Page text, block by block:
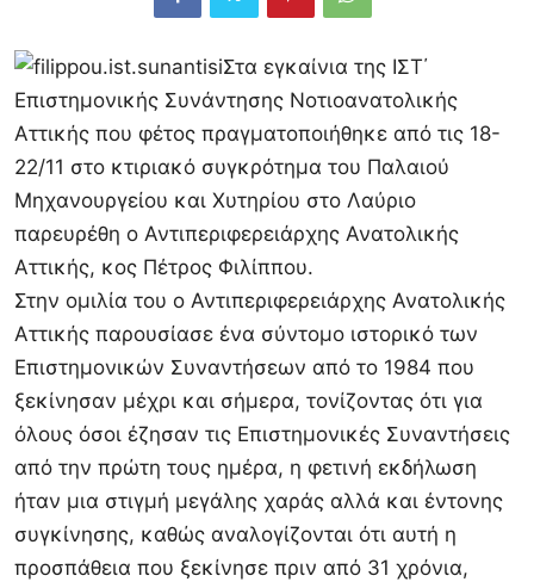
Στα εγκαίνια της ΙΣΤ΄
Επιστημονικής Συνάντησης Νοτιοανατολικής
Αττικής που φέτος πραγματοποιήθηκε από τις 18-
22/11 στο κτιριακό συγκρότημα του Παλαιού
Μηχανουργείου και Χυτηρίου στο Λαύριο
παρευρέθη ο Αντιπεριφερειάρχης Ανατολικής
Αττικής, κος Πέτρος Φιλίππου.
Στην ομιλία του ο Αντιπεριφερειάρχης Ανατολικής
Αττικής παρουσίασε ένα σύντομο ιστορικό των
Επιστημονικών Συναντήσεων από το 1984 που
ξεκίνησαν μέχρι και σήμερα, τονίζοντας ότι για
όλους όσοι έζησαν τις Επιστημονικές Συναντήσεις
από την πρώτη τους ημέρα, η φετινή εκδήλωση
ήταν μια στιγμή μεγάλης χαράς αλλά και έντονης
συγκίνησης, καθώς αναλογίζονται ότι αυτή η
προσπάθεια που ξεκίνησε πριν από 31 χρόνια,